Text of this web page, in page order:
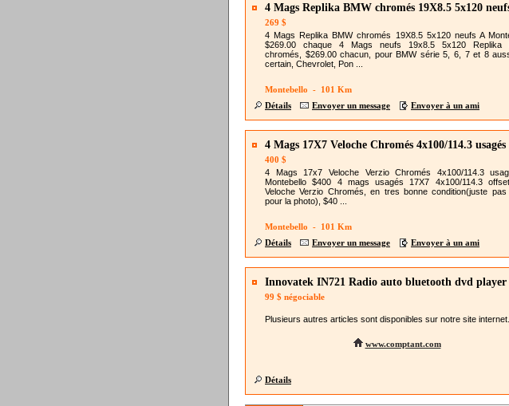
4 Mags Replika BMW chromés 19X8.5 5x120
269 $
4 Mags Replika BMW chromés 19X8.5 5x120 neufs A
$269.00 chaque 4 Mags neufs 19x8.5 5x120 Replika
chromés, $269.00 chacun, pour BMW série 5, 6, 7 et 8
certain, Chevrolet, Pon ...
Montebello - 101 Km
Détails
Envoyer un message Envoyer à un ami
4 Mags 17X7 Veloche Chromés 4x100/114.3 usagés
400 $
4 Mags 17x7 Veloche Verzio Chromés 4x100/114.3
Montebello $400 4 mags usagés 17X7 4x100/114.3
Veloche Verzio Chromés, en tres bonne condition(juste pas
pour la photo), $40 ...
Montebello - 101 Km
Détails
Envoyer un message Envoyer à un ami
Innovatek IN721 Radio auto bluetooth dvd player
99 $ négociable
Plusieurs autres articles sont disponibles sur notre site internet...
www.comptant.com
Détails